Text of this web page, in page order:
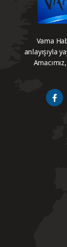
Vama
anlayışıyla